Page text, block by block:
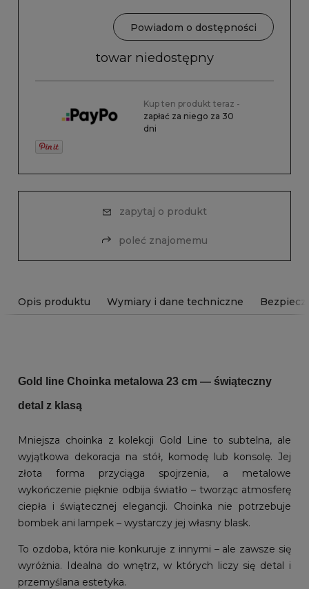
Powiadom o dostępności
towar niedostępny
Kup ten produkt teraz -
zapłać za niego za 30
dni
zapytaj o produkt
poleć znajomemu
Opis produktu Wymiary i dane techniczne
Gold line Choinka metalowa 23 cm — świąteczny
detal z klasą
Mniejsza choinka z kolekcji Gold Line to subtelna, ale
wyjątkowa dekoracja na stół, komodę lub konsolę. Jej
złota forma przyciąga spojrzenia, a metalowe
wykończenie pięknie odbija światło – tworząc atmosferę
ciepła i świątecznej elegancji. Choinka nie potrzebuje
bombek ani lampek – wystarczy jej własny blask.
To ozdoba, która nie konkuruje z innymi – ale zawsze się
wyróżnia. Idealna do wnętrz, w których liczy się detal i
przemyślana estetyka.